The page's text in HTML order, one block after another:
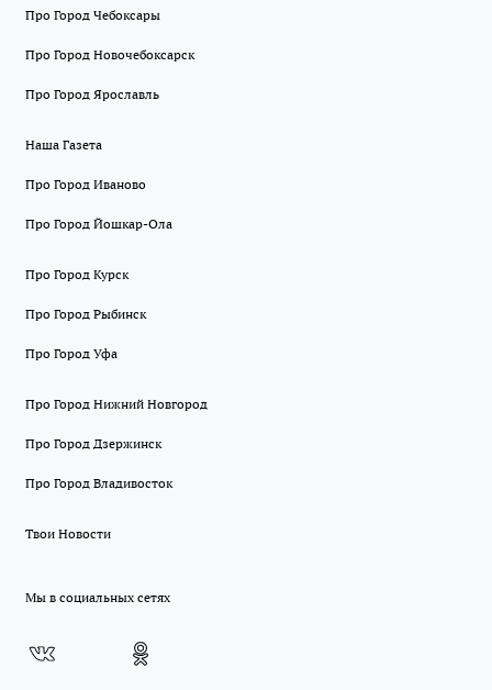
Про Город Чебоксары
Про Город Новочебоксарск
Про Город Ярославль
Наша Газета
Про Город Иваново
Про Город Йошкар-Ола
Про Город Курск
Про Город Рыбинск
Про Город Уфа
Про Город Нижний Новгород
Про Город Дзержинск
Про Город Владивосток
Твои Новости
Мы в социальных сетях